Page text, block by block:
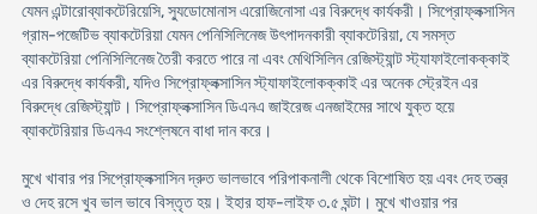
যেমন এন্টারোব্যাকটেরিয়েসি, স্যুডোমোনাস এরোজিনোসা এর বিরুদ্ধে কার্যকরী। সিপ্রোফ্লক্সাসিন
গ্রাম-পজেটিভ ব্যাকটেরিয়া যেমন পেনিসিলিনেজ উৎপাদনকারী ব্যাকটেরিয়া, যে সমস্ত
ব্যাকটেরিয়া পেনিসিলিনেজ তৈরী করতে পারে না এবং মেথিসিলিন রেজিস্ট্যান্ট স্ট্যাফাইলোকক্কাই
এর বিরুদ্ধে কার্যকরী, যদিও সিপ্রোফ্লক্সাসিন স্ট্যাফাইলোকক্কাই এর অনেক স্ট্রেইন এর
বিরুদ্ধে রেজিস্ট্যান্ট। সিপ্রোফ্লক্সাসিন ডিএনএ জাইরেজ এনজাইমের সাথে যুক্ত হয়ে
ব্যাকটেরিয়ার ডিএনএ সংশ্লেষনে বাধা দান করে।
মুখে খাবার পর সিপ্রোফ্লক্সাসিন দ্রুত ভালভাবে পরিপাকনালী থেকে বিশোষিত হয় এবং দেহ তন্ত্র
ও দেহ রসে খুব ভাল ভাবে বিস্তৃত হয়। ইহার হাফ-লাইফ ৩.৫ ঘন্টা। মুখে খাওয়ার পর